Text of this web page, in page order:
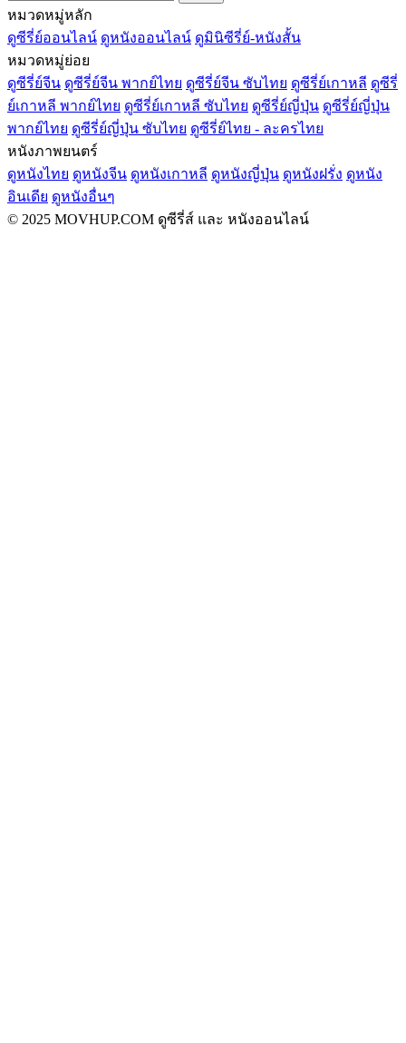
หมวดหมู่หลัก
ดูซีรี่ย์ออนไลน์ ดูหนังออนไลน์ ดูมินิซีรี่ย์-หนังสั้น
หมวดหมู่ย่อย
ดูซีรี่ย์จีน ดูซีรี่ย์จีน พากย์ไทย ดูซีรี่ย์จีน ซับไทย ดูซีรี่ย์เกาหลี ดูซีรี่
ย์เกาหลี พากย์ไทย ดูซีรี่ย์เกาหลี ซับไทย ดูซีรี่ย์ญี่ปุ่น ดูซีรี่ย์ญี่ปุ่น
พากย์ไทย ดูซีรี่ย์ญี่ปุ่น ซับไทย ดูซีรี่ย์ไทย - ละครไทย
หนังภาพยนตร์
ดูหนังไทย ดูหนังจีน ดูหนังเกาหลี ดูหนังญี่ปุ่น ดูหนังฝรั่ง ดูหนัง
อินเดีย ดูหนังอื่นๆ
© 2025 MOVHUP.COM ดูซีรี่ส์ และ หนังออนไลน์